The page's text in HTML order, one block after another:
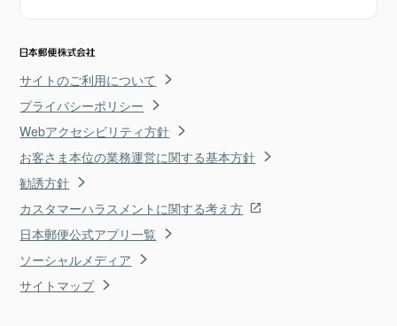
サイトのご利用について
プライバシーポリシー
Webアクセシビリティ方針
お客さま本位の業務運営に関する基本方針
勧誘方針
カスタマーハラスメントに関する考え方
日本郵便公式アプリ一覧
ソーシャルメディア
サイトマップ